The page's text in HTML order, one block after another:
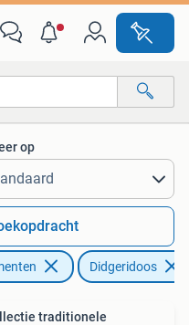
op
Didgeridoos
traditionele